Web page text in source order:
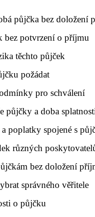
půjčka bez doložení
bez potvrzení o příjmu
těchto půjček
požádat
pro schválení
půjčky a doba
poplatky spojené s
různých
bez doložení
správného věřitele
o půjčku